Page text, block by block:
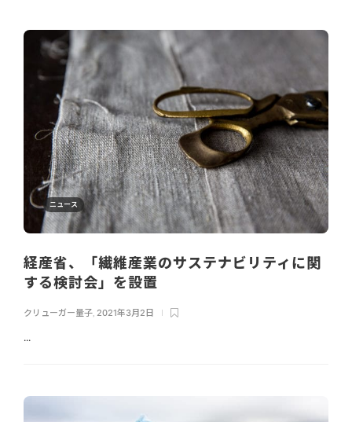
ニュース
経産省、「繊維産業のサステナビリティに関
する検討会」を設置
クリューガー量子 2021年3月2日
...